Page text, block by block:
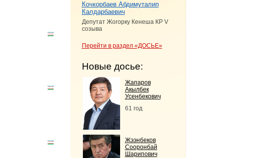
Кочкорбаев Абдимуталип
Калдарбаевич
Депутат Жогорку Кенеша КР V
созыва
Перейти в раздел «ДОСЬЕ»
Новые досье:
Жапаров
Акылбек
Усенбекович
61 год
Жээнбеков
Сооронбай
Шарипович